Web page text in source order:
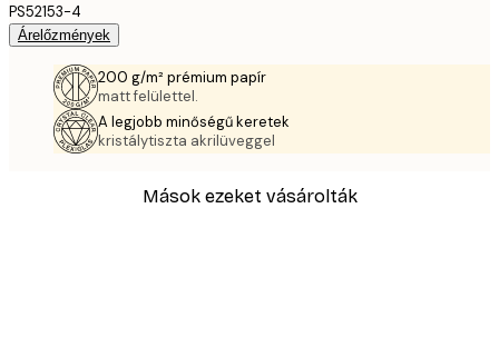
PS52153-4
Árelőzmények
200 g/m² prémium papír
matt felülettel.
A legjobb minőségű keretek
kristálytiszta akrilüveggel
Mások ezeket vásárolták